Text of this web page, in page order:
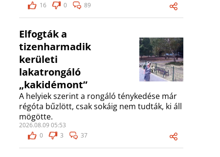
16
0 89
Elfogták a
tizenharmadik
kerületi
lakatrongáló
„kakidémont”
A helyiek szerint a rongáló ténykedése már
régóta bűzlött, csak sokáig nem tudták, ki áll
mögötte.
2026.08.09 05:53
0
3 37